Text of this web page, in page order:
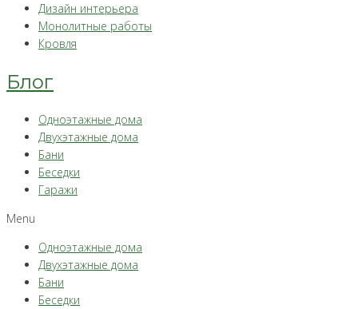
Дизайн интерьера
Монолитные работы
Кровля
Блог
Одноэтажные дома
Двухэтажные дома
Бани
Беседки
Гаражи
Menu
Одноэтажные дома
Двухэтажные дома
Бани
Беседки